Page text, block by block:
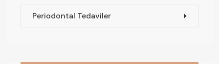
Periodontal Tedaviler